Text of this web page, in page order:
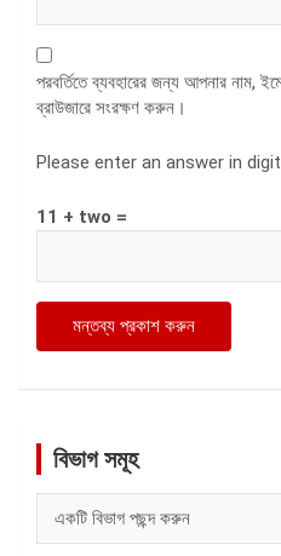
পরবর্তিতে ব্যবহারের জন্য আপনার নাম,
ব্রাউজারে সংরক্ষণ করুন।
Please enter an answer in
11 + two =
বিভাগ সমূহ
সমূহ